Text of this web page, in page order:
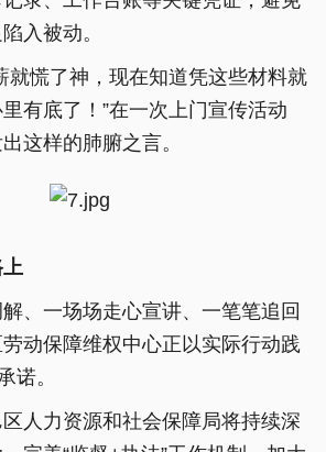
入被动。
慌了神，现在知道凭这些材料就
有底了！”在一次上门宣传活动
这样的肺腑之言。
一场场走心宣讲、一笔笔追回
动保障维权中心正以实际行动践
诺。
力资源和社会保障局将持续深